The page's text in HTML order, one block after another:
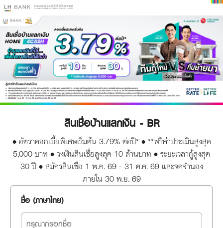
สินเชื่อบ้านแลกเงิน - BR
• อัตราดอกเบี้ยพิเศษเริ่มต้น 3.79% ต่อปี* • **ฟรีค่าประเมินสูงสุด
5,000 บาท • วงเงินสินเชื่อสูงสุด 10 ล้านบาท • ระยะเวลากู้สูงสุด
30 ปี • สมัครสินเชื่อ 1 พ.ค. 69 - 31 ต.ค. 69 และจดจำนอง
ภายใน 30 พ.ย. 69
ชื่อ (ภาษาไทย)